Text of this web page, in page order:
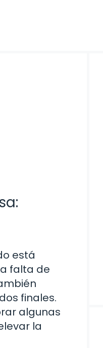
está
falta de
finales.
algunas
la